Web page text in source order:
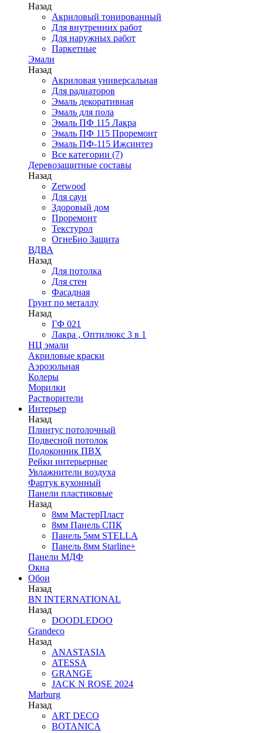
Назад
Акриловый тонированный
Для внутренних работ
Для наружных работ
Паркетные
Эмали
Назад
Акриловая универсальная
Для радиаторов
Эмаль декоративная
Эмаль для пола
Эмаль ПФ 115 Лакра
Эмаль ПФ 115 Проремонт
Эмаль ПФ-115 Ижсинтез
Все категории (7)
Деревозащитные составы
Назад
Zerwood
Для саун
Здоровый дом
Проремонт
Текстурол
ОгнеБио Защита
ВДВА
Назад
Для потолка
Для стен
Фасадная
Грунт по металлу
Назад
ГФ 021
Лакра , Оптилюкс 3 в 1
НЦ эмали
Акриловые краски
Аэрозольная
Колеры
Морилки
Растворители
Интерьер
Назад
Плинтус потолочный
Подвесной потолок
Подоконник ПВХ
Рейки интерьерные
Увлажнители воздуха
Фартук кухонный
Панели пластиковые
Назад
8мм МастерПласт
8мм Панель СПК
Панель 5мм STELLA
Панель 8мм Starline+
Панели МДФ
Окна
Обои
Назад
BN INTERNATIONAL
Назад
DOODLEDOO
Grandeco
Назад
ANASTASIA
ATESSA
GRANGE
JACK N ROSE 2024
Marburg
Назад
ART DECO
BOTANICA